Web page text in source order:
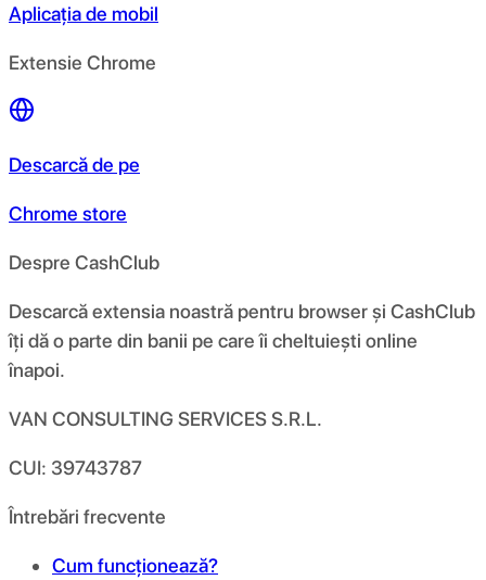
Aplicația de mobil
Extensie Chrome
Descarcă de pe
Chrome store
Despre CashClub
Descarcă extensia noastră pentru browser și CashClub
îți dă o parte din banii pe care îi cheltuiești online
înapoi.
VAN CONSULTING SERVICES S.R.L.
CUI: 39743787
Întrebări frecvente
Cum funcționează?